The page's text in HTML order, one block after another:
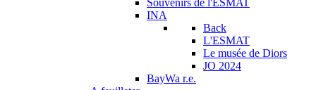
Souvenirs de l'ESMAT
INA
Back
L'ESMAT
Le musée de Diors
JO 2024
BayWa r.e.